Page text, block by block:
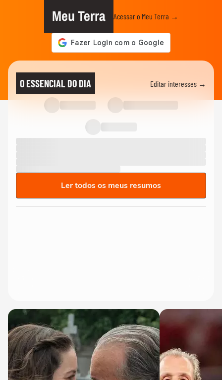
Meu Terra Acessar o Meu Terra →
O ESSENCIAL DO DIA Editar interesses →
Ler todos os meus resumos